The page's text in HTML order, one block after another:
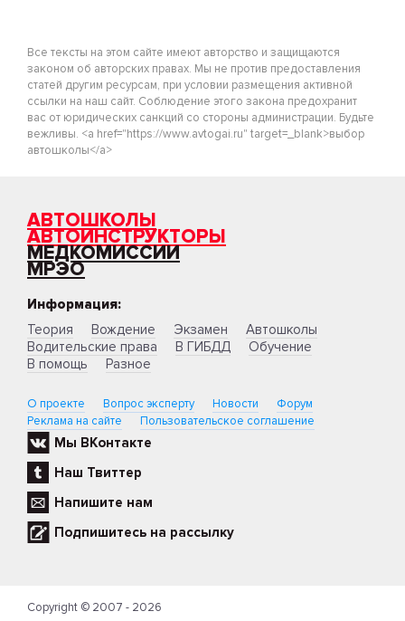
Все тексты на этом сайте имеют авторство и защищаются
законом об авторских правах. Мы не против предоставления
статей другим ресурсам, при условии размещения активной
ссылки на наш сайт. Соблюдение этого закона предохранит
вас от юридических санкций со стороны администрации. Будьте
вежливы. <a href="https://www.avtogai.ru" target=_blank>выбор
автошколы</a>
АВТОШКОЛЫ
АВТОИНСТРУКТОРЫ
МЕДКОМИССИИ
МРЭО
Информация:
Теория
Вождение Экзамен
Автошколы
Водительские права
В ГИБДД
Обучение
В помощь
Разное
О проекте Вопрос эксперту Новости
Форум
Реклама на сайте
Пользовательское соглашение
Мы ВКонтакте
Наш Твиттер
Напишите нам
Подпишитесь на рассылку
Copyright © 2007 - 2026